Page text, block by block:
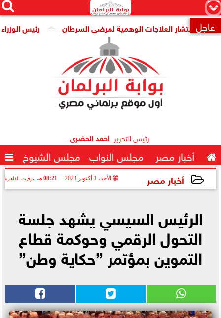
×


 عاجل رئيس الوزراء انتشار العلاجات الوهمية لمرضى السرطان
رئيس التحرير أحمد الحضرى
 أخبار مصر مجلس النواب مجلس الشيوخ 
أخبار مصر الأحد، 1 أكتوبر 2023 08:21 مـ بتوقيت القاهرة
الرئيس السيسي يشهد جلسة
التحول الرقمي وحوكمة قطاع
التموين بمؤتمر ”حكاية وطن”